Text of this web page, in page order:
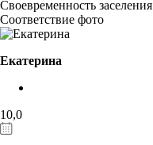
Своевременность заселения
Соответствие фото
Екатерина
10,0